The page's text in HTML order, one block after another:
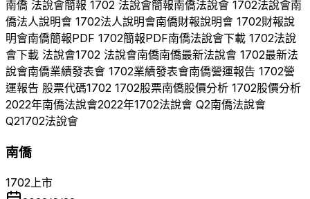
南僑 法說會簡報 1702 法說會簡報南僑法說會 1702法說會南
僑法人說明會 1702法人說明會南僑財報說明會 1702財報說
明會南僑簡報PDF 1702簡報PDF南僑法說會下載 1702法說
會下載 法說會1702 法說會南僑南僑最新法說會 1702最新法
說會南僑業績發表會 1702業績發表會南僑營運報告 1702營
運報告 股票代碼1702 1702股票南僑股價分析 1702股價分析
2022年南僑法說會2022年1702法說會 Q2南僑法說會
Q21702法說會
南僑
1702 上市